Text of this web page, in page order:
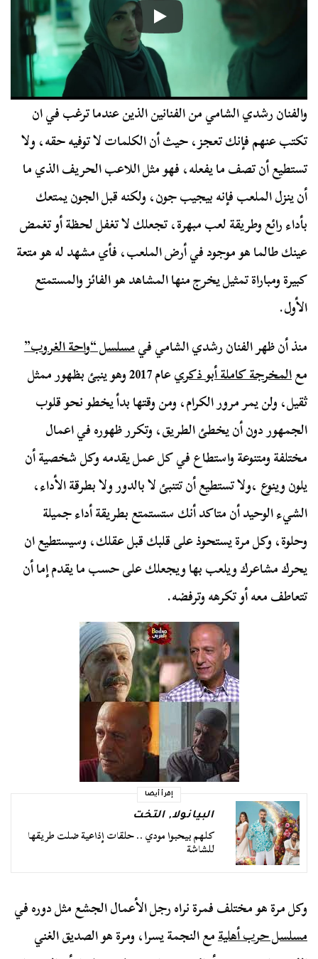
والفنان رشدي الشامي من الفنانين الذين عندما ترغب في ان
تكتب عنهم فإنك تعجز، حيث أن الكلمات لا توفيه حقه، ولا
تستطيع أن تصف ما يفعله، فهو مثل اللاعب الحريف الذي ما
أن ينزل الملعب فإنه بيجيب جون، ولكنه قبل الجون يمتعك
بأداء رائع وطريقة لعب مبهرة، تجعلك لا تغفل لحظة أو تغمض
عينك طالما هو موجود في أرض الملعب، فأي مشهد له هو متعة
كبيرة ومباراة تمثيل يخرج منها المشاهد هو الفائز والمستمتع
الأول.
منذ أن ظهر الفنان رشدي الشامي فيمسلسل “واحة الغروب”
معالمخرجة كاملة أبو ذكري
عام 2017 وهو ينبئ بظهور ممثل
ثقيل، ولن يمر مرور الكرام، ومن وقتها بدأ يخطو نحو قلوب
الجمهور دون أن يخطئ الطريق، وتكرر ظهوره في اعمال
مختلفة ومتنوعة واستطاع في كل عمل يقدمه وكل شخصية أن
يلون وينوع ،ولا تستطيع أن تتنبئ لا بالدور ولا بطرقة الأداء،
الشيء الوحيد أن متاكد أنك ستستمتع بطريقة أداء جميلة
وحلوة، وكل مرة يستحوذ على قلبك قبل عقلك، وسيستطيع ان
يحرك مشاعرك ويلعب بها ويجعلك على حسب ما يقدم إما أن
تتعاطف معه أو تكرهه وترفضه.
إقرأ أيضا
البيانولا,التخت
كلهم بيحبوا مودي .. حلقات إذاعية ضلت طريقها
للشاشة
وكل مرة هو مختلف فمرة نراه رجل الأعمال الجشع مثل دوره في
مسلسل حرب أهليةمع النجمة يسرا، ومرة هو الصديق الغني